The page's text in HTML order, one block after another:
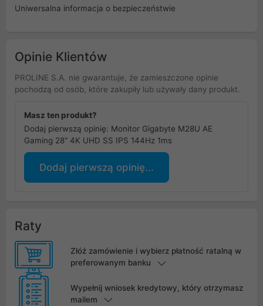
Uniwersalna informacja o bezpieczeństwie
Opinie Klientów
PROLINE S.A. nie gwarantuje, że zamieszczone opinie
pochodzą od osób, które zakupiły lub używały dany produkt.
Masz ten produkt?
Dodaj pierwszą opinię: Monitor Gigabyte M28U AE
Gaming 28" 4K UHD SS IPS 144Hz 1ms
Dodaj pierwszą opinię...
Raty
Złóż zamówienie i wybierz płatność ratalną w
preferowanym banku
Wypełnij wniosek kredytowy, który otrzymasz
mailem